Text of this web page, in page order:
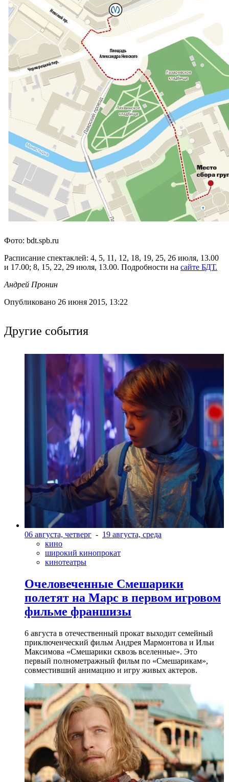
Фото: bdt.spb.ru
Расписание спектаклей: 4, 5, 11, 12, 18, 19, 25, 26 июля, 13.00
и 17.00; 8, 15, 22, 29 июля, 13.00. Подробности на сайте БДТ.
Андрей Пронин
Опубликовано 26 июня 2015, 13:22
Другие события
06 августа, четверг - 19 августа, среда
кино
широкий кинопрокат
кинотеатры
Очеловеченные Смешарики
полетят на Марс в первом игровом
фильме франшизы
6 августа в отечественный прокат выходит семейный
приключенческий фильм Андрея Мармонтова и Ильи
Максимова «Смешарики сквозь вселенные». Это
первый полнометражный фильм по «Смешарикам»,
совместивший анимацию и игру живых актеров.